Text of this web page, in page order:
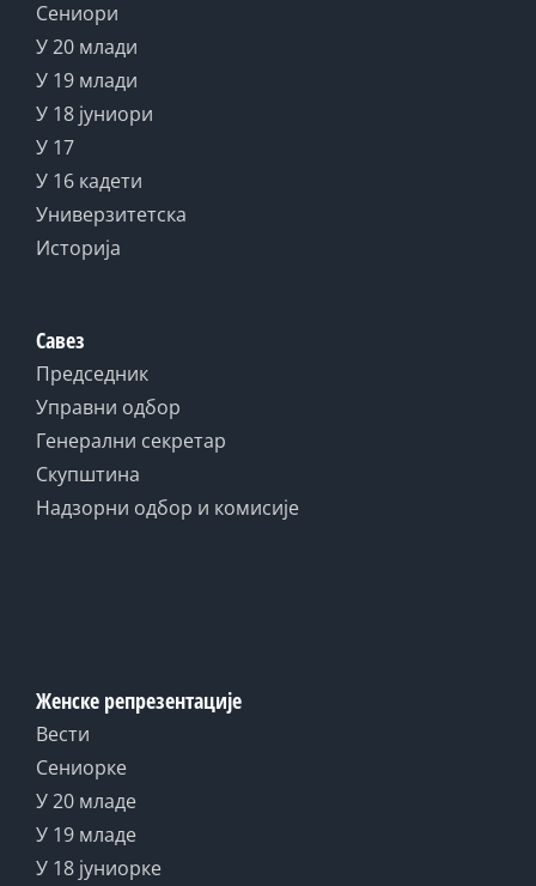
Сениори
У 20 млади
У 19 млади
У 18 јуниори
У 17
У 16 кадети
Универзитетска
Историја
Савез
Председник
Управни одбор
Генерални секретар
Скупштина
Надзорни одбор и комисије
Женске репрезентације
Вести
Сениорке
У 20 младе
У 19 младе
У 18 јуниорке